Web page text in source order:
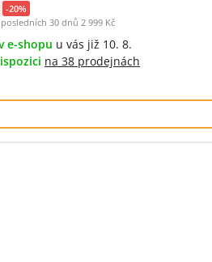
-20%
30 dnů 2 999 Kč
e-shopu u vás již 10. 8.
na 38 prodejnách
z 5 (10 recenzí)